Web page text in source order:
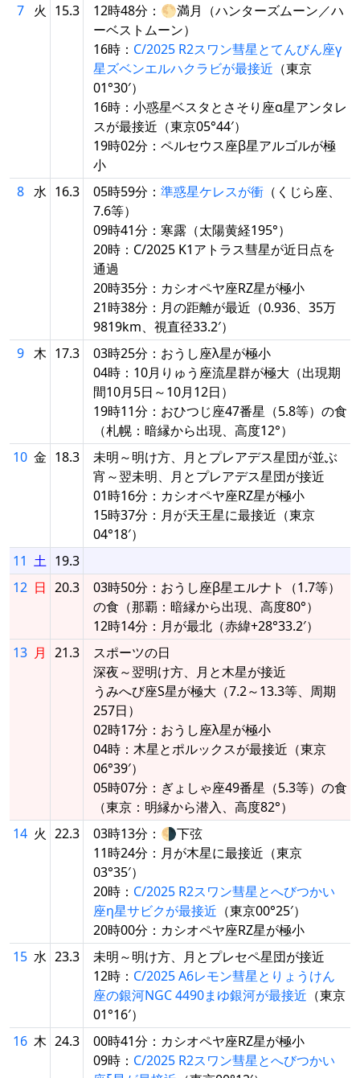
7
火 15.3
12時48分：🌕満月（ハンターズムーン／ハ
ーベストムーン）
16時： C/2025 R2スワン彗星とてんびん座γ
星ズベンエルハクラビが最接近 （東京
01°30′）
16時：小惑星ベスタとさそり座α星アンタレ
スが最接近（東京05°44′）
19時02分：ペルセウス座β星アルゴルが極
小
8 水 16.3 05時59分： 準惑星ケレスが衝 （くじら座、
7.6等）
09時41分：寒露（太陽黄経195°）
20時：C/2025 K1アトラス彗星が近日点を
通過
20時35分：カシオペヤ座RZ星が極小
21時38分：月の距離が最近（0.936、35万
9819km、視直径33.2′）
9 木 17.3
03時25分：おうし座λ星が極小
04時：10月りゅう座流星群が極大（出現期
間10月5日～10月12日）
19時11分：おひつじ座47番星（5.8等）の食
（札幌：暗縁から出現、高度12°）
10 金 18.3
未明～明け方、月とプレアデス星団が並ぶ
宵～翌未明、月とプレアデス星団が接近
01時16分：カシオペヤ座RZ星が極小
15時37分：月が天王星に最接近（東京
04°18′）
11 土 19.3
12 日 20.3
03時50分：おうし座β星エルナト（1.7等）
の食（那覇：暗縁から出現、高度80°）
12時14分：月が最北（赤緯+28°33.2′）
13 月 21.3
スポーツの日
深夜～翌明け方、月と木星が接近
うみへび座S星が極大（7.2～13.3等、周期
257日）
02時17分：おうし座λ星が極小
04時：木星とポルックスが最接近（東京
06°39′）
05時07分：ぎょしゃ座49番星（5.3等）の食
（東京：明縁から潜入、高度82°）
14 火 22.3
03時13分：🌗下弦
11時24分：月が木星に最接近（東京
03°35′）
20時： C/2025 R2スワン彗星とへびつかい
座η星サビクが最接近 （東京00°25′）
20時00分：カシオペヤ座RZ星が極小
15 水 23.3
未明～明け方、月とプレセペ星団が接近
12時： C/2025 A6レモン彗星とりょうけん
座の銀河NGC 4490まゆ銀河が最接近 （東京
01°16′）
16 木 24.3
00時41分：カシオペヤ座RZ星が極小
09時： C/2025 R2スワン彗星とへびつかい